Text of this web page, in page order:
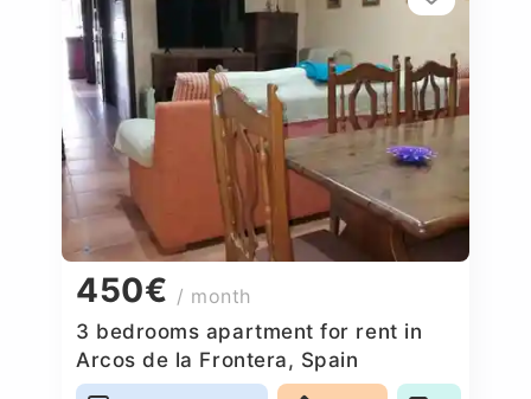
450€ / month
3 bedrooms apartment for rent in
Arcos de la Frontera, Spain